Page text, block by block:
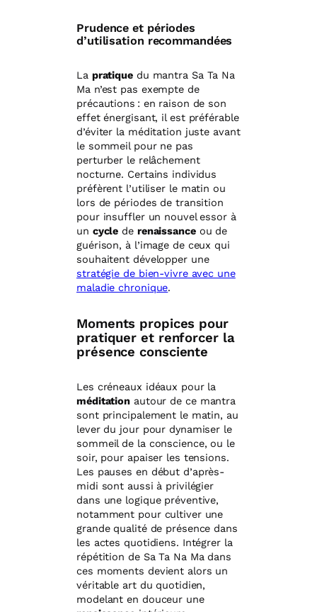
Prudence et périodes
d’utilisation recommandées
La pratiquedu mantra Sa Ta Na
Ma n’est pas exempte de
précautions : en raison de son
effet énergisant, il est préférable
d’éviter la méditation juste avant
le sommeil pour ne pas
perturber le relâchement
nocturne. Certains individus
préfèrent l’utiliser le matin ou
lors de périodes de transition
pour insuffler un nouvel essor à
un cycle de renaissanceou de
guérison, à l’image de ceux qui
souhaitent développer une
stratégie de bien-vivre avec une
maladie chronique.
Moments propices pour
pratiquer et renforcer la
présence consciente
Les créneaux idéaux pour la
méditation autour de ce mantra
sont principalement le matin, au
lever du jour pour dynamiser le
sommeil de la conscience, ou le
soir, pour apaiser les tensions.
Les pauses en début d’après-
midi sont aussi à privilégier
dans une logique préventive,
notamment pour cultiver une
grande qualité de présence dans
les actes quotidiens. Intégrer la
répétition de Sa Ta Na Ma dans
ces moments devient alors un
véritable art du quotidien,
modelant en douceur une